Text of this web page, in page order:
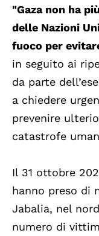
"Gaza non ha
delle Nazioni
fuoco per
in seguito ai
da parte
a chiedere
prevenire
catastrofe
Il 31 ottobre
hanno preso di
Jabalia, nel
numero di